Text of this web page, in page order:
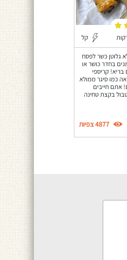
קל
גלוטן כשר לפסח
בחדר כושר או
בריא! קריספי
כמו סיגר ממולא
אתם חייבים
בקצת טחינה
4877 צפיות